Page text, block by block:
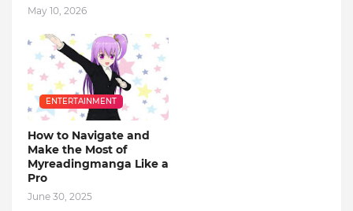
May 10, 2026
ENTERTAINMENT
How to Navigate and
Make the Most of
Myreadingmanga Like a
Pro
June 30, 2025